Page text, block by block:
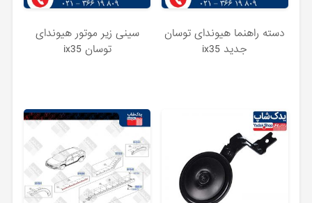
دسته راهنما هیوندای توسان
جدید ix35
سینی زیر موتور هیوندای
توسان ix35